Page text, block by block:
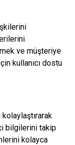
ve müşteriye
kullanıcı dostu
bilgilerini takip
kolayca